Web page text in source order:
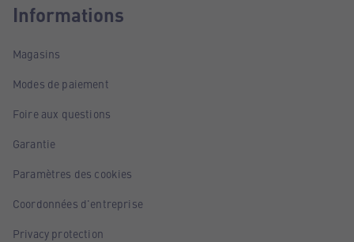
Informations
Magasins
Modes de paiement
Foire aux questions
Garantie
Paramètres des cookies
Coordonnées d'entreprise
Privacy protection